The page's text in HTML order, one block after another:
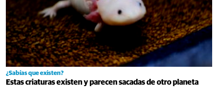
¿Sabías que existen?
Estas criaturas existen y parecen sacadas de otro planeta